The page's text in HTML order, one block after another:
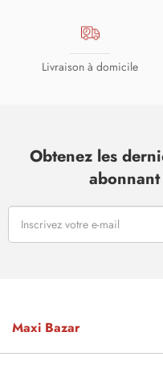
Livraison à domicile
Obtenez les
Maxi Bazar